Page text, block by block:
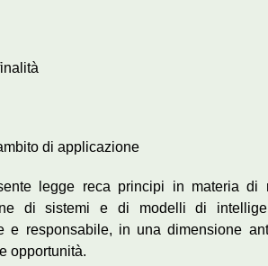
di applicazione
legge reca principi in materia di
di sistemi e di modelli di
e responsabile, in una dimensione
opportunità.